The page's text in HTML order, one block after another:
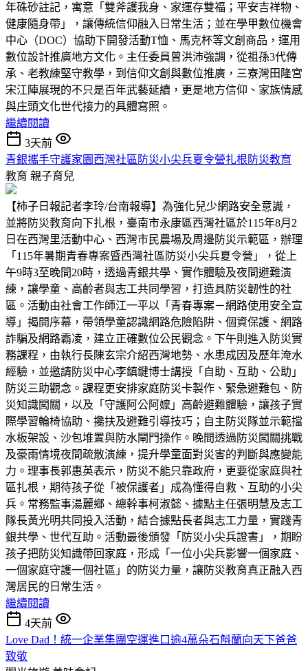
年硃砂註記，寓意「雙斧護我身、家運存雙福；平安吉祥物、
健康隨身帶」，讓傳統信仰融入日常生活；並在學甲數位機會
中心（DOC）協助下開發活動T恤、馬克杯等文創商品，運用
數位設計推廣地方文化。主任委員曾洪沛強調，從祖孫3代傳
承、老教練堅守教學，到信仰文創與數位推廣，三寮灣田隆宮
宋江陣展現的不只是百年武藝延續，更是地方信仰、家族情感
與庄頭文化世代接力的具體寫照。
繼續閱讀
3天前
青銀攜手守護家園西灣社區防災小尖兵夏令營扎根防災教育
教育 親子育兒
【柿子日報記者李玲/台南報導】為強化兒少網路安全意識，
並將防災教育向下扎根，臺南市永康區西灣社區於115年8月2
日在西灣里活動中心、西灣市民農場及周邊防災示範區，辦理
「115年暑期青春專案暨西灣社區防災小尖兵夏令營」，從上
午9時3至晚間20時，透過青銀共學、實作體驗及夜間避難演
練，讓學童、高齡者與志工共同學習，打造具防災韌性的社
區。活動由社會工作師江一平以「青春專案－網路使用安全宣
導」揭開序幕，帶領學童認識網路危險陷阱、個資保護、網路
詐騙及網路霸凌，建立正確數位公民觀念。下午則進入防災實
務課程，由執行長陳玄宗介紹西灣地勢、水患成因及歷年淹水
經驗，並邀請防災中心李鎮鍵博士講授「自助、互助、公助」
防災三助觀念。課程更安排家庭防災卡製作、緊急避難包、防
災知識闖關，以及「守護阿公阿嬤」高齡避難體驗，讓孩子實
際學習輪椅協助、攙扶及避難引導技巧；自主防災隊並示範擋
水板架設、沙包堆置與防水閘門操作。晚間透過防災闖關挑戰
及豪雨情境夜間疏散演練，提升學童面對災害的判斷與應變能
力。理事長郭惠英表示，防災不能只靠政府，更要從家庭與社
區扎根，期待孩子從「被保護者」成為懂得自救、互助的小尖
兵。常務監事湯麗鄉、總幹事柯淑懿、據點主任張明慧及志工
隊長黃光明共同投入活動，結合據點長者與志工力量，實踐青
銀共學、世代互助。活動最後頒發「防災小尖兵證書」，期盼
孩子把防災知識帶回家庭，形成「一位小尖兵影響一個家庭、
一個家庭守護一個社區」的防災力量，讓防災教育真正融入西
灣居民的日常生活。
繼續閱讀
4天前
Love Dad！統一企業集團空運進口逾4萬朵石斛蘭向天下爸爸
致敬